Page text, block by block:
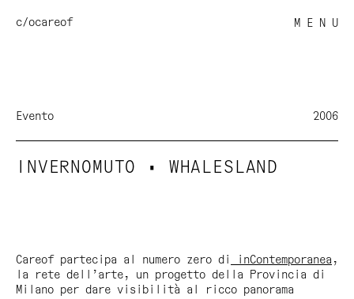
c/ocareof M E N U
Evento 2006
INVERNOMUTO • WHALESLAND
Careof partecipa al numero zero di inContemporanea ,
la rete dell’arte, un progetto della Provincia di
Milano per dare visibilità al ricco panorama